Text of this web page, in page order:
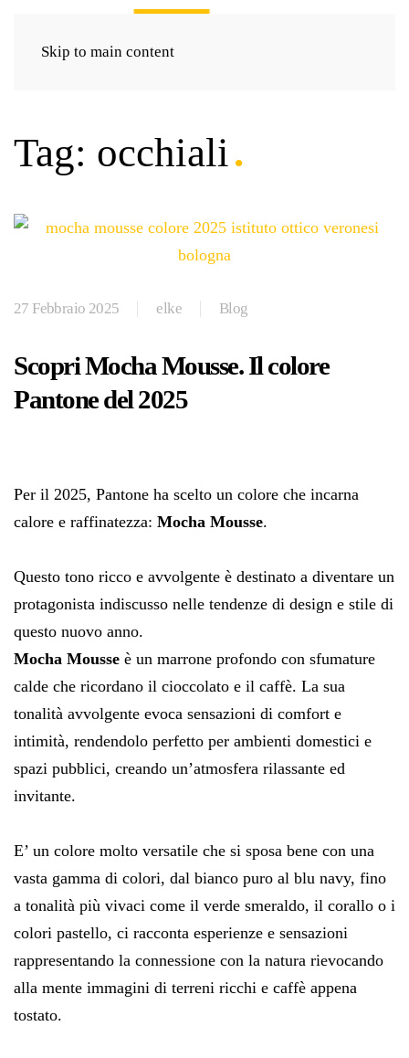
Skip to main content
Tag: occhiali
27 Febbraio 2025 elke Blog
Scopri Mocha Mousse. Il colore
Pantone del 2025
Per il 2025, Pantone ha scelto un colore che incarna
calore e raffinatezza: Mocha Mousse.
Questo tono ricco e avvolgente è destinato a diventare un
protagonista indiscusso nelle tendenze di design e stile di
questo nuovo anno.
Mocha Mousse è un marrone profondo con sfumature
calde che ricordano il cioccolato e il caffè. La sua
tonalità avvolgente evoca sensazioni di comfort e
intimità, rendendolo perfetto per ambienti domestici e
spazi pubblici, creando un’atmosfera rilassante ed
invitante.
E’ un colore molto versatile che si sposa bene con una
vasta gamma di colori, dal bianco puro al blu navy, fino
a tonalità più vivaci come il verde smeraldo, il corallo o i
colori pastello, ci racconta esperienze e sensazioni
rappresentando la connessione con la natura rievocando
alla mente immagini di terreni ricchi e caffè appena
tostato.